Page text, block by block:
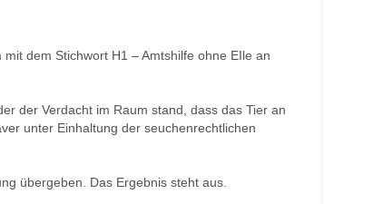
dem Stichwort H1 – Amtshilfe ohne EIle an
der Verdacht im Raum stand, dass das Tier an
unter Einhaltung der seuchenrechtlichen
übergeben. Das Ergebnis steht aus.